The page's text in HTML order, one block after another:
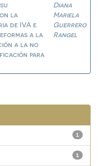
la
de IVA e
a la
a la no
para
Diana
Mariela
Guerrero
Rangel
1
1